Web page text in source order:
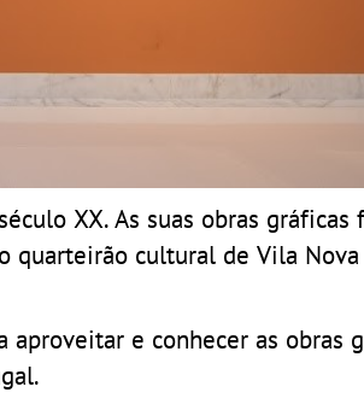
XX. As suas obras gráficas
quarteirão cultural de Vila
e conhecer as obras